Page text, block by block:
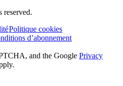
Politique cookies
d’abonnement
and the Google Privacy